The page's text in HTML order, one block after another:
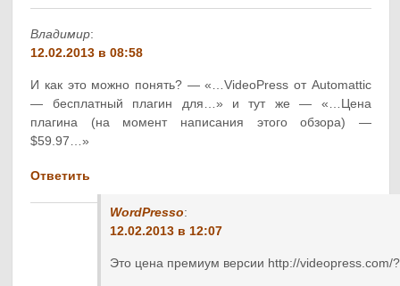
Владимир:
12.02.2013 в 08:58
И как это можно понять? — «…VideoPress от Automattic
— бесплатный плагин для…» и тут же — «…Цена
плагина (на момент написания этого обзора) —
$59.97…»
Ответить
WordPresso:
12.02.2013 в 12:07
Это цена премиум версии http://videopress.com/